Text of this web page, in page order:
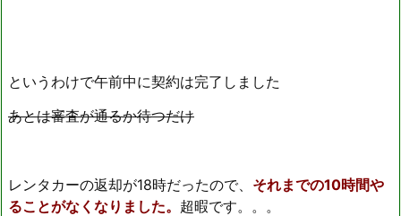
というわけで午前中に契約は完了しました
あとは審査が通るか待つだけ
レンタカーの返却が18時だったので、 それまでの10時間や
ることがなくなりました。 超暇です。。。